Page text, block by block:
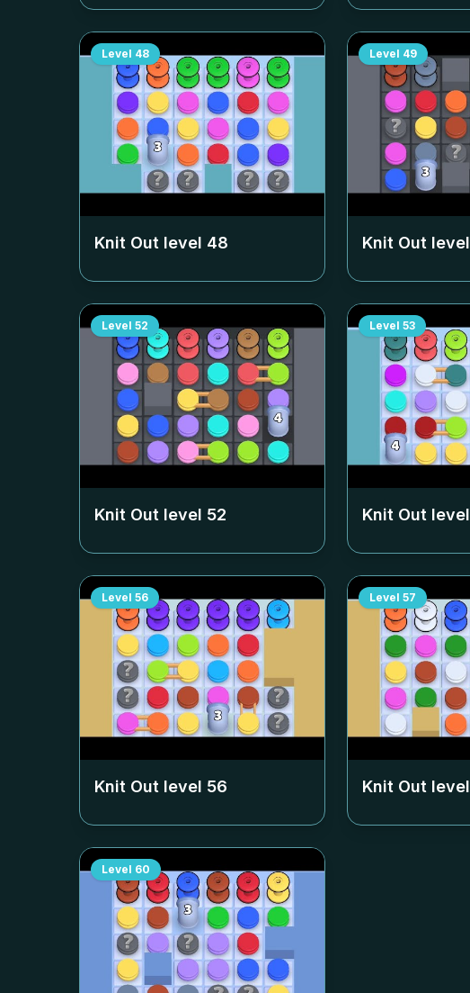
Level 48
Knit Out level 48
Level 49
Knit Out level
Level 52
Knit Out level 52
Level 53
Knit Out level
Level 56
Knit Out level 56
Level 57
Knit Out level
Level 60